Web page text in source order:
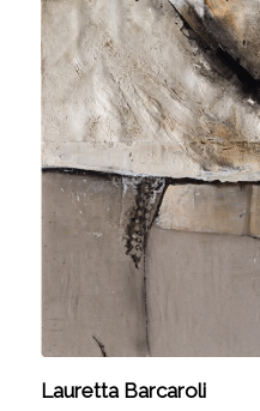
Lauretta Barcaroli